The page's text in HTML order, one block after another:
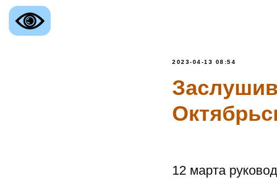
2023-04-13 08:54
12 марта